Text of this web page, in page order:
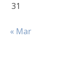
31
« Mar